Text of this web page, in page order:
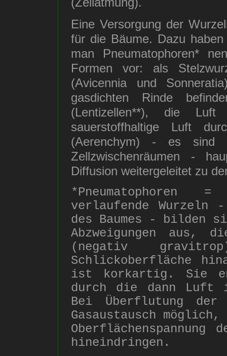
Eine Versorgung der
für die Bäume. Dazu
man Pneumatophoren*
Formen vor: als
(Avicennia und
gasdichten Rinde
(Lentizellen**), die
sauerstoffhaltige Luft
(Aerenchym) - es sind
Zellzwischenräumen -
Diffusion weitergeleitet zu
verlaufende Wurzeln
des Baumes - bilden
Abzweigungen aus,
(negativ
Schlickoberfläche
ist korkartig. Sie
durch die dann Luft
Bei Überflutung der
Gasaustausch
Oberflächenspannung
hineindringen.